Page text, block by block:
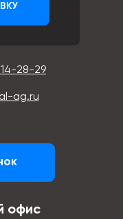
офис
28-29
ag.ru